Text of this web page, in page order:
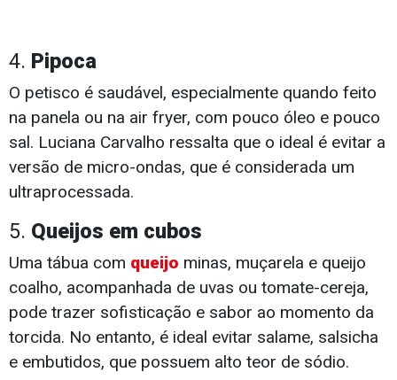
4. Pipoca
O petisco é saudável, especialmente quando feito
na panela ou na air fryer, com pouco óleo e pouco
sal. Luciana Carvalho ressalta que o ideal é evitar a
versão de micro-ondas, que é considerada um
ultraprocessada.
5. Queijos em cubos
Uma tábua com queijo minas, muçarela e queijo
coalho, acompanhada de uvas ou tomate-cereja,
pode trazer sofisticação e sabor ao momento da
torcida. No entanto, é ideal evitar salame, salsicha
e embutidos, que possuem alto teor de sódio.